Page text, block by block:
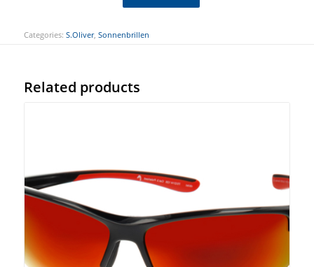
Categories: S.Oliver, Sonnenbrillen
Related products